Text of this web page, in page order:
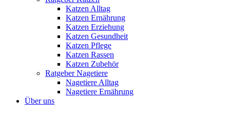
Katzen Alltag
Katzen Ernährung
Katzen Erziehung
Katzen Gesundheit
Katzen Pflege
Katzen Rassen
Katzen Zubehör
Ratgeber Nagetiere
Nagetiere Alltag
Nagetiere Ernährung
Über uns